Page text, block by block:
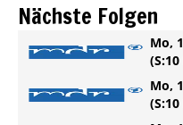
Nächste Folgen
Mo,
(S:10
Mo,
(S:10